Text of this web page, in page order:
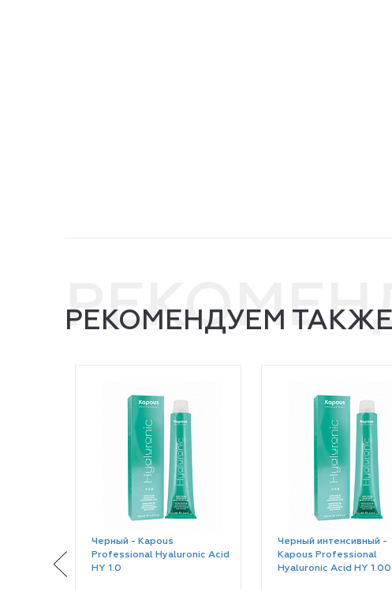
РЕКОМЕНДУЕМ
Черный - Kapous
Professional Hyaluronic Acid
HY 1.0
Черный интенсивный -
Kapous Professional
Hyaluronic Acid HY 1.00